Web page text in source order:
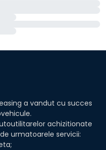
a vandut cu succes
achizitionate
urmatoarele servicii: